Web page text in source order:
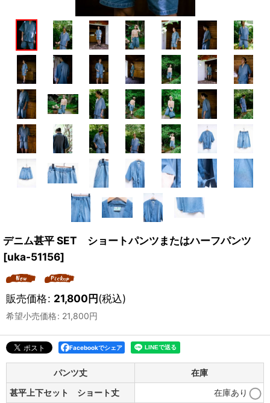
デニム甚平 SET ショートパンツまたはハーフパンツ
[uka-51156]
販売価格: 21,800円(税込)
希望小売価格: 21,800円
Facebookでシェア
パンツ丈
在庫
甚平上下セット ショート丈
在庫あり